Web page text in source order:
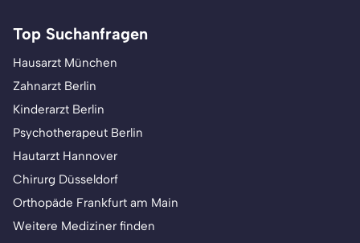
Top Suchanfragen
Hausarzt München
Zahnarzt Berlin
Kinderarzt Berlin
Psychotherapeut Berlin
Hautarzt Hannover
Chirurg Düsseldorf
Orthopäde Frankfurt am Main
Weitere Mediziner finden